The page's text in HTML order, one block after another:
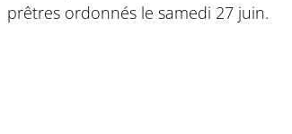
prêtres ordonnés le samedi 27 juin.